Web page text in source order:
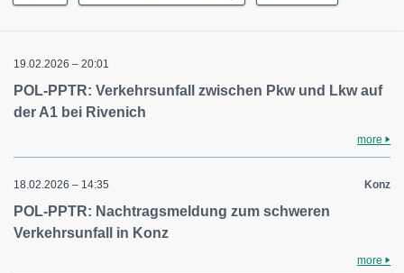
19.02.2026 – 20:01
POL-PPTR: Verkehrsunfall zwischen Pkw und Lkw auf
der A1 bei Rivenich
more
18.02.2026 – 14:35 Konz
POL-PPTR: Nachtragsmeldung zum schweren
Verkehrsunfall in Konz
more